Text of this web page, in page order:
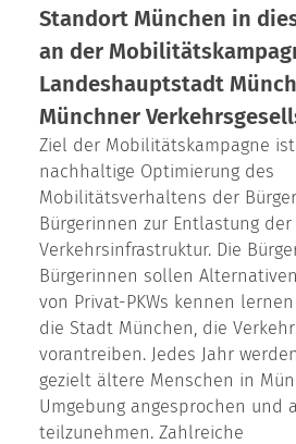
Standort München in
an der
Landeshauptstadt
Münchner
Ziel der Mobilitätskampagne
nachhaltige Optimierung des
Mobilitätsverhaltens der
Bürgerinnen zur Entlastung
Verkehrsinfrastruktur. Die
Bürgerinnen sollen
von Privat-PKWs kennen
die Stadt München, die
vorantreiben. Jedes Jahr
gezielt ältere Menschen in
Umgebung angesprochen und
teilzunehmen. Zahlreiche